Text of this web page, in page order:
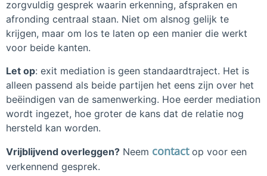
zorgvuldig gesprek waarin erkenning, afspraken en
afronding centraal staan. Niet om alsnog gelijk te
krijgen, maar om los te laten op een manier die werkt
voor beide kanten.
Let op: exit mediation is geen standaardtraject. Het is
alleen passend als beide partijen het eens zijn over het
beëindigen van de samenwerking. Hoe eerder mediation
wordt ingezet, hoe groter de kans dat de relatie nog
hersteld kan worden.
Vrijblijvend overleggen? Neem contactop voor een
verkennend gesprek.